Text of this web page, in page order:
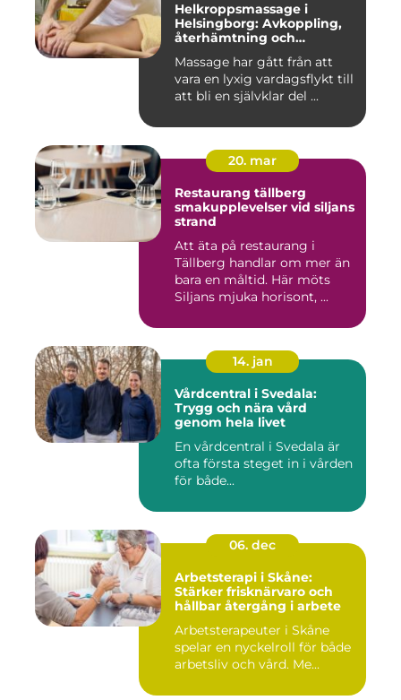
Helkroppsmassage i
Helsingborg: Avkoppling,
återhämtning och
Massage har gått från att
vara en lyxig vardagsflykt till
att bli en självklar del ...
20. mar
Restaurang tällberg
smakupplevelser vid siljans
strand
Att äta på restaurang i
Tällberg handlar om mer än
bara en måltid. Här möts
Siljans mjuka horisont, ...
14. jan
Vårdcentral i Svedala:
Trygg och nära vård
genom hela livet
En vårdcentral i Svedala är
ofta första steget in i vården
för både...
06. dec
Arbetsterapi i Skåne:
Stärker frisknärvaro och
hållbar återgång i arbete
Arbetsterapeuter i Skåne
spelar en nyckelroll för både
arbetsliv och vård. Me...